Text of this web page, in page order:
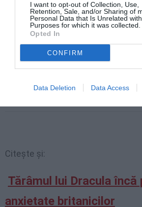
I want to opt-out of Collection, Use,
Retention, Sale, and/or Sharing of
Personal Data that Is Unrelated
Purposes for which it was collected.
Opted In
CONFIRM
Data Deletion Data Access
Poate acum, că e mai ieftin şi nici
încurcă eventualul cumpărător, se
plătitor.
Castelul Bran se aflăpe lista celor
postului de ştiri CNN.
Citește și:
Tărâmul lui Dracula încă
anxietate britanicilor